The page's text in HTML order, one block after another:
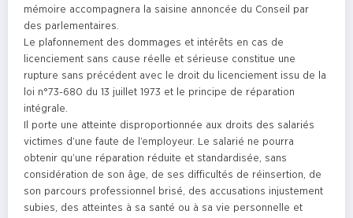
mémoire accompagnera la saisine annoncée du Conseil par
des parlementaires.
Le plafonnement des dommages et intérêts en cas de
licenciement sans cause réelle et sérieuse constitue une
rupture sans précédent avec le droit du licenciement issu de la
loi n°73-680 du 13 juillet 1973 et le principe de réparation
intégrale.
Il porte une atteinte disproportionnée aux droits des salariés
victimes d’une faute de l’employeur. Le salarié ne pourra
obtenir qu’une réparation réduite et standardisée, sans
considération de son âge, de ses difficultés de réinsertion, de
son parcours professionnel brisé, des accusations injustement
subies, des atteintes à sa santé ou à sa vie personnelle et